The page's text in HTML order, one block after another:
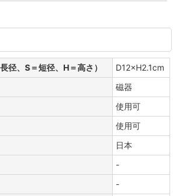
径、S＝短径、H＝高さ）
D12×H2.1cm
磁器
使用可
使用可
日本
-
-